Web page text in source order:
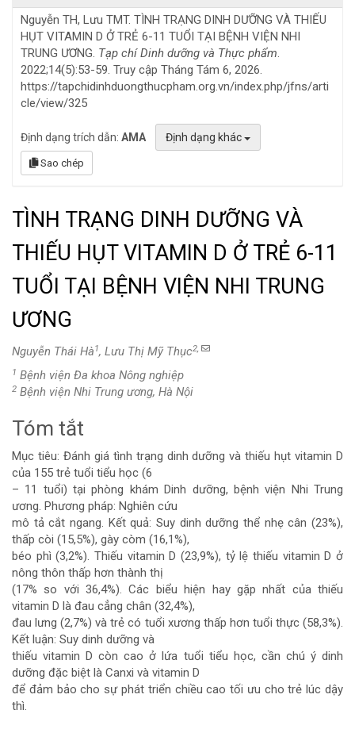
Nguyễn TH, Lưu TMT. TÌNH TRẠNG DINH DƯỠNG VÀ THIẾU
HỤT VITAMIN D Ở TRẺ 6-11 TUỔI TẠI BỆNH VIỆN NHI
TRUNG ƯƠNG. Tạp chí Dinh dưỡng và Thực phẩm.
2022;14(5):53-59. Truy cập Tháng Tám 6, 2026.
https://tapchidinhduongthucpham.org.vn/index.php/jfns/arti
cle/view/325
Định dạng trích dẫn: AMA Định dạng khác
Sao chép
TÌNH TRẠNG DINH DƯỠNG VÀ
THIẾU HỤT VITAMIN D Ở TRẺ 6-11
TUỔI TẠI BỆNH VIỆN NHI TRUNG
ƯƠNG
Nguyễn Thái Hà1, Lưu Thị Mỹ Thục2,
1 Bệnh viện Đa khoa Nông nghiệp
2 Bệnh viện Nhi Trung ương, Hà Nội
Nội
dung
chính
của
bài
viết
Tóm tắt
Mục tiêu: Đánh giá tình trạng dinh dưỡng và thiếu hụt vitamin D
của 155 trẻ tuổi tiểu học (6
– 11 tuổi) tại phòng khám Dinh dưỡng, bệnh viện Nhi Trung
ương. Phương pháp: Nghiên cứu
mô tả cắt ngang. Kết quả:Suy dinh dưỡng thể nhẹ cân (23%),
thấp còi (15,5%), gày còm (16,1%),
béo phì (3,2%). Thiếu vitamin D (23,9%), tỷ lệ thiếu vitamin D ở
nông thôn thấp hơn thành thị
(17% so với 36,4%). Các biểu hiện hay gặp nhất của thiếu
vitamin D là đau cẳng chân (32,4%),
đau lưng (2,7%) và trẻ có tuổi xương thấp hơn tuổi thực (58,3%).
Kết luận: Suy dinh dưỡng và
thiếu vitamin D còn cao ở lứa tuổi tiểu học, cần chú ý dinh
dưỡng đặc biệt là Canxi và vitamin D
để đảm bảo cho sự phát triển chiều cao tối ưu cho trẻ lúc dậy
thì.